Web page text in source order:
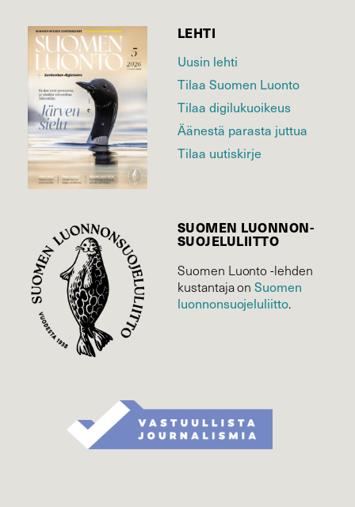
LEHTI
Uusin lehti
Tilaa Suomen Luonto
Tilaa digilukuoikeus
Äänestä parasta juttua
Tilaa uutiskirje
SUOMEN LUONNON­
SUOJELU­LIITTO
Suomen Luonto -lehden
kustantaja onSuomen
luonnonsuojelu­liitto.